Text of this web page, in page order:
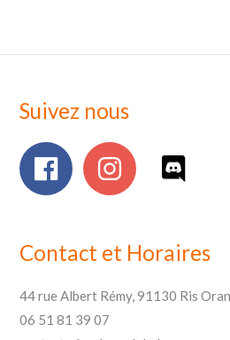
Suivez nous
Contact et Horaires
44 rue Albert Rémy, 91130 Ris
06 51 81 39 07